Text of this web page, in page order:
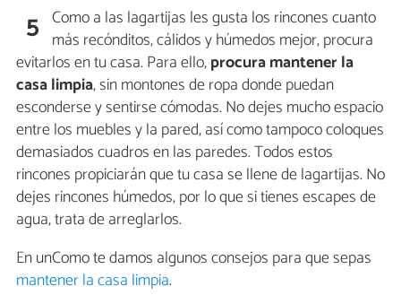
5 Como a las lagartijas les gusta los rincones cuanto
más recónditos, cálidos y húmedos mejor, procura
evitarlos en tu casa. Para ello,procura mantener la
casa limpia, sin montones de ropa donde puedan
esconderse y sentirse cómodas. No dejes mucho espacio
entre los muebles y la pared, así como tampoco coloques
demasiados cuadros en las paredes. Todos estos
rincones propiciarán que tu casa se llene de lagartijas. No
dejes rincones húmedos, por lo que si tienes escapes de
agua, trata de arreglarlos.
En unComo te damos algunos consejos para que sepas
mantener la casa limpia.